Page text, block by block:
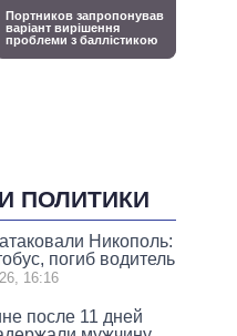
ПОЛИТИКИ
Никополь:
погиб водитель
16:16
после 11 дней